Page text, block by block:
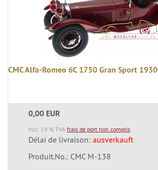
CMC Alfa-Romeo 6C 1750 Gran Sport 1930
0,00 EUR
incl. 19 % TVA frais de port non compris
Délai de livraison: ausverkauft
Produit.No.: CMC M-138